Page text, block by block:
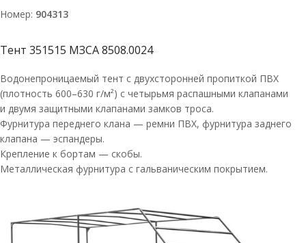
Номер: 904313
Тент 351515 МЗСА 8508.0024
Водонепроницаемый тент с двухсторонней пропиткой ПВХ
(плотность 600–630 г/м²) с четырьмя распашными клапанами
и двумя защитными клапанами замков троса.
Фурнитура переднего клана — ремни ПВХ, фурнитура заднего
клапана — эспандеры.
Крепление к бортам — скобы.
Металлическая фурнитура с гальваническим покрытием.